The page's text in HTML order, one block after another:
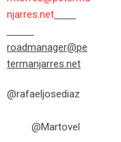
njarres.net
roadmanager@pe
termanjarres.net
@rafaeljosediaz
@Martovel